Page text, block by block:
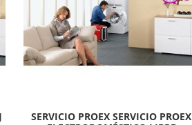
SERVICIO PROEX SERVICIO PROEX